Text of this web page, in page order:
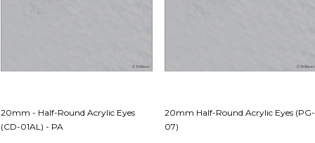
20mm - Half-Round Acrylic Eyes
(CD-01AL) - PA
20mm Half-Round Acrylic Eyes (PG-
07)